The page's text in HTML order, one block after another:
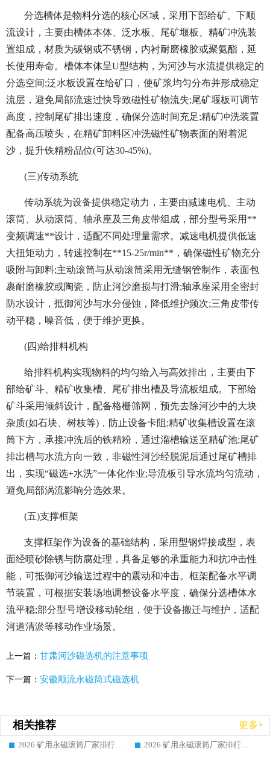
分选槽体是物料分选的核心区域，采用下部给矿、下顺
流设计，主要由槽体本体、泛水板、尾矿堰板、精矿冲洗装
置组成，材质为碳钢或不锈钢，内衬耐磨橡胶或聚氨酯，延
长使用寿命。槽体本体呈U型结构，为河沙与水流提供稳定的
分选空间;泛水板设置在给矿口，使矿浆均匀分布并形成稳定
流层，避免局部流速过快导致磁性矿物流失;尾矿堰板可调节
高度，控制尾矿排出速度，确保分选时间充足;精矿冲洗装置
配备高压喷头，在精矿卸料区冲洗磁性矿物表面的附着泥
沙，提升铁精粉品位(可达30-45%)。
(三)传动系统
传动系统为设备提供稳定动力，主要由减速电机、主动
滚筒、从动滚筒、轴承座及三角皮带组成，部分型号采用**
变频调速**设计，适配不同处理量需求。减速电机提供低速
大扭矩动力，转速控制在**15-25r/min**，确保磁性矿物充分
吸附与卸料;主动滚筒与从动滚筒采用无缝钢管制作，表面包
裹耐磨橡胶或陶瓷，防止河沙磨损与打滑;轴承座采用全密封
防水设计，抵御河沙与水分侵蚀，降低维护频次;三角皮带传
动平稳，噪音低，便于维护更换。
(四)给排料机构
给排料机构实现物料的均匀给入与高效排出，主要由下
部给矿斗、精矿收集槽、尾矿排出槽及导流板组成。下部给
矿斗采用倾斜设计，配备格栅筛网，预先去除河沙中的大块
杂质(如石块、树枝等)，防止设备卡阻;精矿收集槽设置在滚
筒下方，承接冲洗后的铁精粉，通过溜槽输送至精矿池;尾矿
排出槽与水流方向一致，非磁性河沙经脱泥后通过尾矿槽排
出，实现“磁选+水洗”一体化作业;导流板引导水流均匀流动，
避免局部涡流影响分选效果。
(五)支撑框架
支撑框架作为设备的基础结构，采用型钢焊接成型，表
面经喷砂除锈与防腐处理，具备足够的承重能力和抗冲击性
能，可抵御河沙输送过程中的震动和冲击。框架配备水平调
节装置，可根据安装场地调整设备水平度，确保分选槽体水
流平稳;部分型号增设移动轮组，便于设备搬迁与维护，适配
河道清淤等移动作业场景。
上一篇： 甘肃河沙磁选机的注意事项
下一篇： 安徽顺流永磁筒式磁选机
相关推荐 更多+
2026 矿用永磁滚筒厂家排行榜选购干货指南 行业口碑标杆华体会手机网页版-华体会(中国) 实力出众 2026 矿用永磁滚筒厂家排行榜选购指南，行业口碑领域强者华体会手机网页版-华体会(中国)